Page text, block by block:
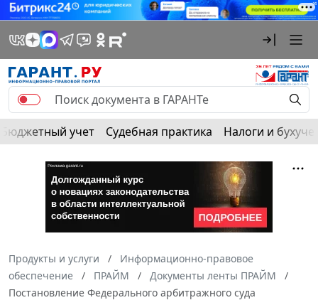
Бюджетный учет Судебная практика Налоги и
Продукты и услуги
Информационно-правовое
обеспечение
ПРАЙМ
Документы ленты ПРАЙМ
Постановление Федерального арбитражного суда